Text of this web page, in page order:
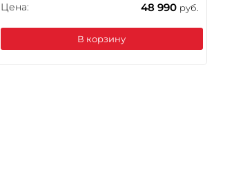
Цена: 48 990 руб.
В корзину